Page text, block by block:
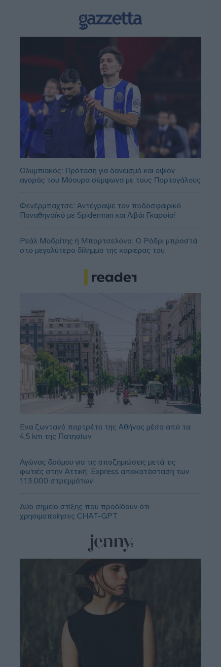
Ολυμπιακός: Πρόταση για δανεισμό και οψιόν
αγοράς του Μόουρα σύμφωνα με τους Πορτογάλους
Φενέρμπαχτσε: Αντέγραψε τον ποδοσφαιρικό
Παναθηναϊκό με Spiderman και Λιβάι Γκαρσία!
Ρεάλ Μαδρίτης ή Μπαρτσελόνα; Ο Ρόδρι μπροστά
στο μεγαλύτερο δίλημμα της καριέρας του
Ένα ζωντανό πορτρέτο της Αθήνας μέσα από τα
4,5 km της Πατησίων
Αγώνας δρόμου για τις αποζημιώσεις μετά τις
φωτιές στην Αττική: Express αποκατάσταση των
113.000 στρεμμάτων
Δύο σημείο στίξης που προδίδουν ότι
χρησιμοποίησες CHAT-GPT